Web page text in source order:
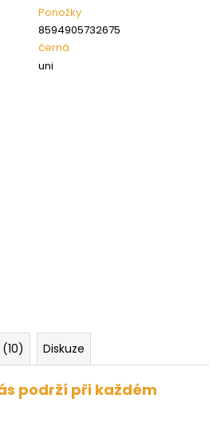
Ponožky
8594905732675
černá
uni
Diskuze
podrží při každém